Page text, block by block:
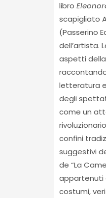
libro
scapigliato
(Passerino
dell’artista.
aspetti della
letteratura
degli
come un
confini
suggestivi
de “La
appartenuti
costumi,